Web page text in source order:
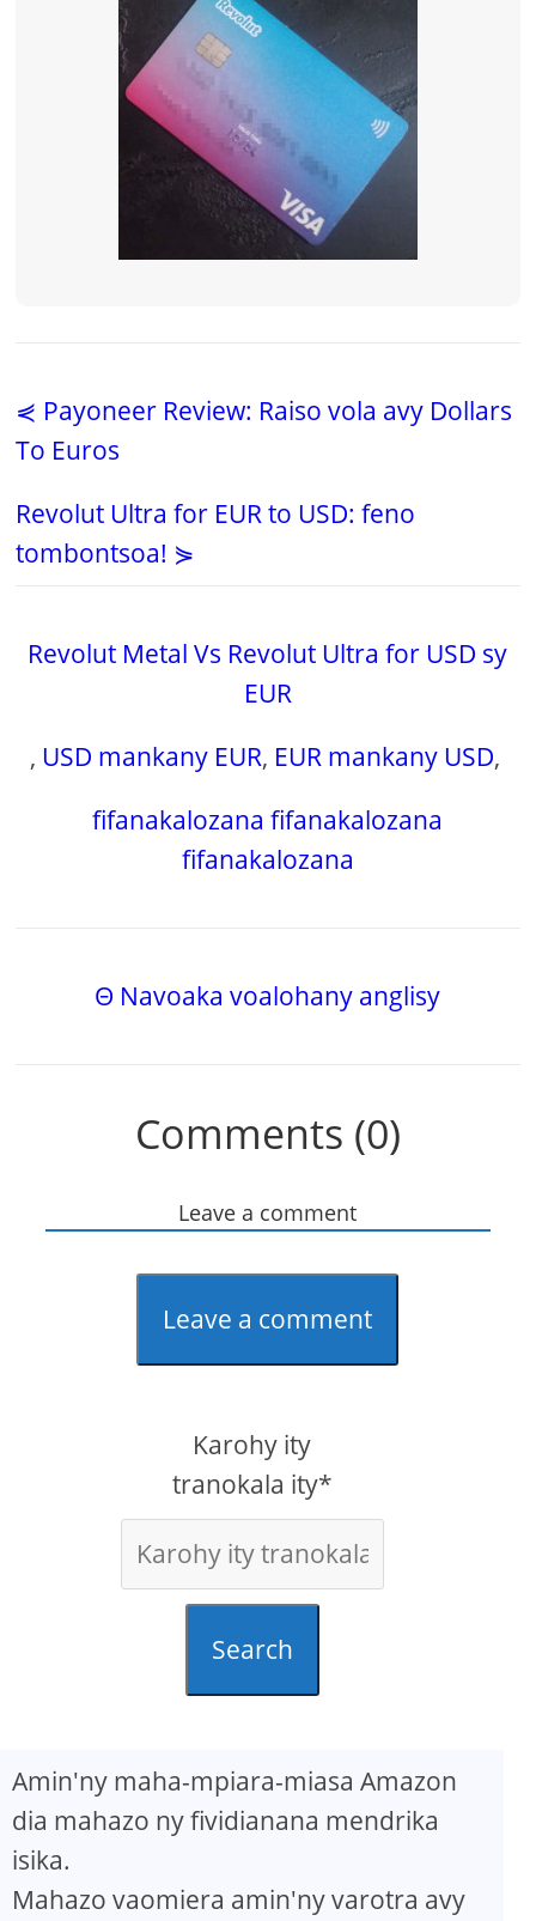
⋞ Payoneer Review: Raiso vola avy Dollars
To Euros
Revolut Ultra for EUR to USD: feno
tombontsoa! ⋟
Revolut Metal Vs Revolut Ultra for USD sy
EUR
, USD mankany EUR, EUR mankany USD,
fifanakalozana fifanakalozana
fifanakalozana
Θ Navoaka voalohany anglisy
Comments (0)
Leave a comment
Leave a comment
Karohy ity
tranokala ity*
Search
Amin'ny maha-mpiara-miasa Amazon
dia mahazo ny fividianana mendrika
isika.
Mahazo vaomiera amin'ny varotra avy